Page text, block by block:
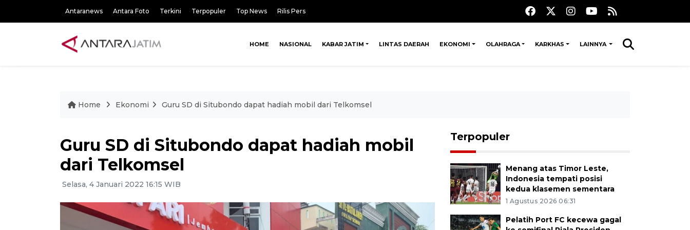
Antaranews Antara Foto Terkini Terpopuler Top News Rilis Pers
HOME NASIONAL KABAR JATIM LINTAS DAERAH EKONOMI OLAHRAGA KARKHAS LAINNYA
Home Ekonomi Guru SD di Situbondo dapat hadiah mobil dari Telkomsel
Guru SD di Situbondo dapat hadiah mobil
dari Telkomsel
Selasa, 4 Januari 2022 16:15 WIB
Terpopuler
Menang atas Timor Leste,
Indonesia tempati posisi
kedua klasemen sementara
1 Agustus 2026 06:31
Pelatih Port FC kecewa gagal